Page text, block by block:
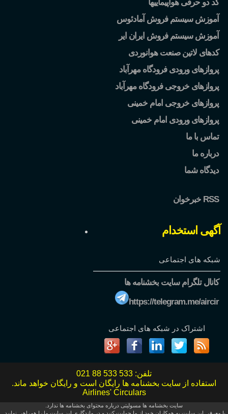
کد دو حرفی هواپیماییها
آموزش سیستم فروش آمادئوس
آموزش سیستم فروش ایران ایر
کدهای لاتین صنعت هوانوردی
پروازهای ورودی فرودگاه مهرآباد
پروازهای خروجی فرودگاه مهرآباد
پروازهای خروجی امام خمینی
پروازهای ورودی امام خمینی
تماس با ما
درباره ما
دیدگاه شما
خبرخوان RSS
آگهی استخدام
شبکه های اجتماعی
کانال تلگرام سایت بخشنامه ها
https://telegram.me/aircir
اشتراک در شبکه های اجتماعی
تلفن: 021 88 533 533
استفاده از سایت بخشنامه ها رایگان است و رایگان خواهد ماند.
Airlines' Circulars
سایت بخشنامه ها مسولیتی درباره محتوای بخشنامه ها ندارد.